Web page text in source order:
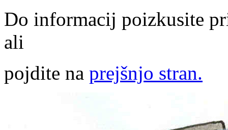
Do informacij poizkusite
ali
pojdite na prejšnjo stran.